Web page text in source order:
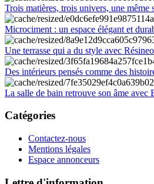
Trois matières, trois univers, une même
Microciment : un espace élégant et
Une terrasse qui a du style avec
Des intérieurs pensés comme des
La salle de bain retrouve son âme avec
Catégories
Contactez-nous
Mentions légales
Espace annonceurs